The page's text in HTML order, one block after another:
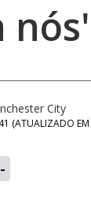
nós'
City
(ATUALIZADO EM